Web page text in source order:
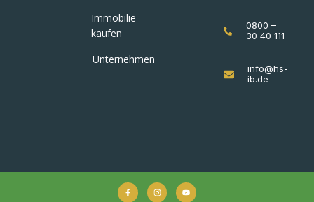
Immobilie
kaufen
Unternehmen
0800 –
30 40 111
info@hs-
ib.de